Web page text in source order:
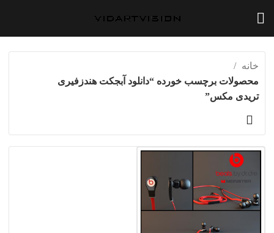
خانه
محصولات برچسب خورده “دانلود آبجکت هندزفیری
تریدی مکس”